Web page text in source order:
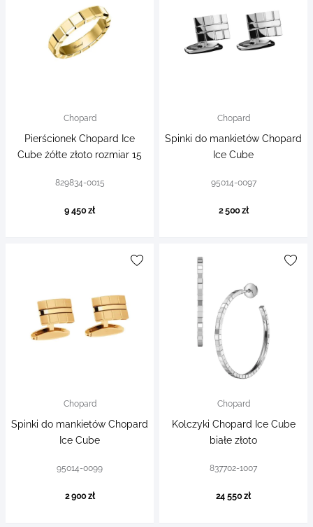
Chopard
Pierścionek Chopard Ice
Cube żółte złoto rozmiar 15
829834-0015
9 450 zł
Chopard
Spinki do mankietów Chopard
Ice Cube
95014-0097
2 500 zł
Chopard
Spinki do mankietów Chopard
Ice Cube
95014-0099
2 900 zł
Chopard
Kolczyki Chopard Ice Cube
białe złoto
837702-1007
24 550 zł